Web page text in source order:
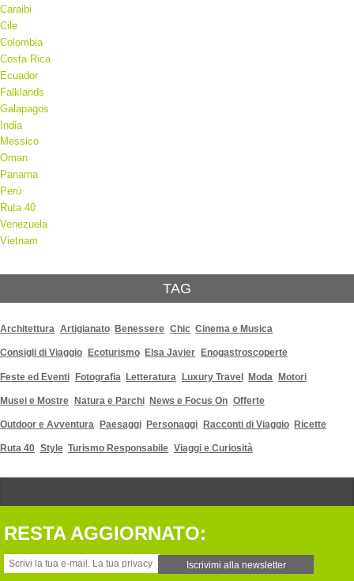
Caraibi
Cile
Colombia
Costa Rica
Ecuador
Falklands
Galapagos
India
Messico
Oman
Panama
Perù
Ruta 40
Venezuela
Vietnam
TAG
Architettura Artigianato Benessere Chic Cinema e Musica
Consigli di Viaggio Ecoturismo Elsa Javier Enogastroscoperte
Feste ed Eventi Fotografia Letteratura Luxury Travel Moda Motori
Musei e Mostre Natura e Parchi News e Focus On Offerte
Outdoor e Avventura Paesaggi Personaggi Racconti di Viaggio Ricette
Ruta 40 Style Turismo Responsabile Viaggi e Curiosità
RESTA AGGIORNATO: